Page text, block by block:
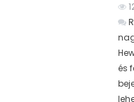
és